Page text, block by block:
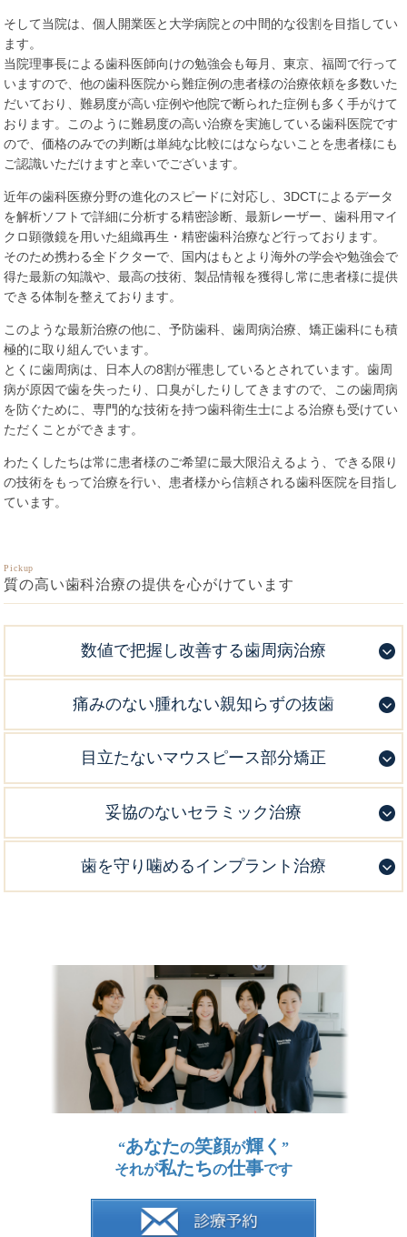
そして当院は、個人開業医と大学病院との中間的な役割を目指してい
ます。
当院理事長による歯科医師向けの勉強会も毎月、東京、福岡で行って
いますので、他の歯科医院から難症例の患者様の治療依頼を多数いた
だいており、難易度が高い症例や他院で断られた症例も多く手がけて
おります。このように難易度の高い治療を実施している歯科医院です
ので、価格のみでの判断は単純な比較にはならないことを患者様にも
ご認識いただけますと幸いでございます。
近年の歯科医療分野の進化のスピードに対応し、3DCTによるデータ
を解析ソフトで詳細に分析する精密診断、最新レーザー、歯科用マイ
クロ顕微鏡を用いた組織再生・精密歯科治療など行っております。
そのため携わる全ドクターで、国内はもとより海外の学会や勉強会で
得た最新の知識や、最高の技術、製品情報を獲得し常に患者様に提供
できる体制を整えております。
このような最新治療の他に、予防歯科、歯周病治療、矯正歯科にも積
極的に取り組んでいます。
とくに歯周病は、日本人の8割が罹患しているとされています。歯周
病が原因で歯を失ったり、口臭がしたりしてきますので、この歯周病
を防ぐために、専門的な技術を持つ歯科衛生士による治療も受けてい
ただくことができます。
わたくしたちは常に患者様のご希望に最大限沿えるよう、できる限り
の技術をもって治療を行い、患者様から信頼される歯科医院を目指し
ています。
Pickup
質の高い歯科治療の提供を心がけています
数値で把握し改善する歯周病治療
痛みのない腫れない親知らずの抜歯
目立たないマウスピース部分矯正
妥協のないセラミック治療
歯を守り噛めるインプラント治療
“あなたの笑顔が輝く ”
それが私たちの仕事です